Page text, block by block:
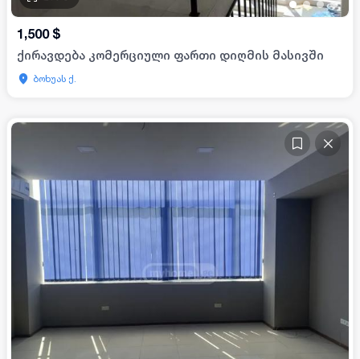
1,500 $
ქირავდება კომერციული ფართი დიღმის მასივში
ბოხუას ქ.